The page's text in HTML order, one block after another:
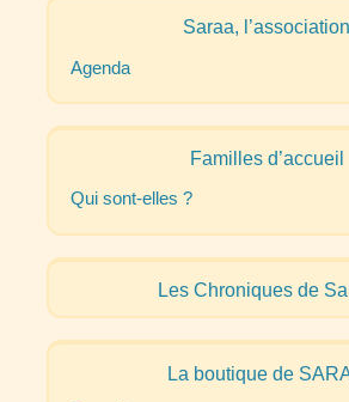
Saraa, l’association
Agenda
Familles d’accueil
Qui sont-elles ?
Les Chroniques de
La boutique de